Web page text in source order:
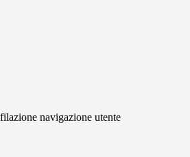
navigazione utente